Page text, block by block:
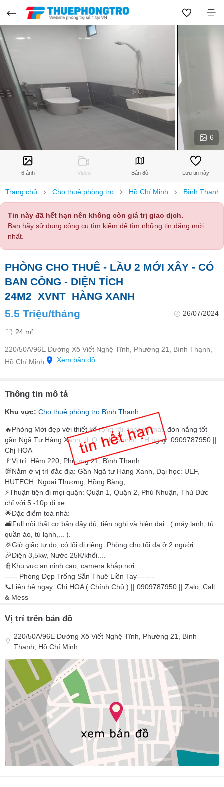
6
6 ảnh Video Bản đồ Lưu tin này
Trang chủ Cho thuê phòng trọ Hồ Chí Minh Bình Thạnh
Tin này đã hết hạn nên không còn giá trị giao dịch.
Bạn hãy sử dụng công cụ tìm kiếm để tìm những tin đăng mới
nhất.
PHÒNG CHO THUÊ - LẦU 2 MỚI XÂY - CÓ
BAN CÔNG - DIỆN TÍCH
24M2_XVNT_HÀNG XANH
5.5 Triệu/tháng
26/07/2024
24 m²
220/50A/96E Đường Xô Viết Nghệ Tĩnh, Phường 21, Bình Thạnh,
Hồ Chí Minh
Xem bản đồ
Thông tin mô tả
Khu vực: Cho thuê phòng trọ Bình Thạnh
🔥Phòng Mới đẹp với thiết kế rộng rãi, thoáng mát, đón nắng tốt
gần Ngã Tư Hàng Xanh, đi Q.1 chỉ 5 phút. LH ngay: 0909787950 ||
Chị HOA
🚩Vị trí: Hẻm 220, Phường 21, Bình Thạnh.
💯Nằm ở vị trí đắc địa: Gần Ngã tư Hàng Xanh, Đại học: UEF,
HUTECH. Ngoại Thương, Hồng Bàng,...
⚡Thuận tiện đi mọi quận: Quận 1, Quận 2, Phú Nhuận, Thủ Đức
chỉ với 5 -10p đi xe.
🌟Đặc điểm toà nhà:
🛋Full nội thất cơ bản đầy đủ, tiện nghi và hiện đại...( máy lạnh, tủ
quần áo, tủ lạnh,... ).
🎉Giờ giấc tự do, có lối đi riêng. Phòng cho tối đa ở 2 người.
🎉Điện 3,5kw, Nước 25K/khối....
👮Khu vực an ninh cao, camera khắp nơi
----- Phòng Đẹp Trống Sẵn Thuê Liền Tay-------
📞Liên hệ ngay: Chị HOA ( Chính Chủ ) || 0909787950 || Zalo, Call
& Mess
Vị trí trên bản đồ
220/50A/96E Đường Xô Viết Nghệ Tĩnh, Phường 21, Bình
Thạnh, Hồ Chí Minh